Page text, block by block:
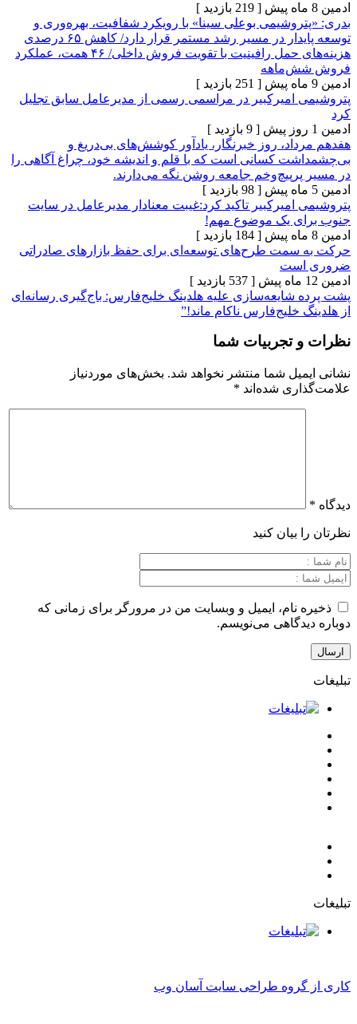
[ 219 بازدید ]
بوعلی سینا» با رویکرد شفافیت، بهره‌وری و
توسعه پایدار در مسیر رشد مستمر قرار دارد/ کاهش ۶۵ درصدی
هزینه‌های حمل رافینیت با تقویت فروش داخلی/ ۴۶ همت، عملکرد
[ 251 بازدید ]
امیرکبیر در مراسمی رسمی از مدیرعامل سابق تجلیل
[ 9 بازدید ]
روز خبرنگار، یادآور کوشش‌های بی‌دریغ و
کسانی است که با قلم و اندیشه خود، چراغ آگاهی را
جامعه روشن نگه می‌دارند.
[ 98 بازدید ]
تاکید کرد:غیبت معنادار مدیرعامل در سایت
یک موضوع مهم!
[ 184 بازدید ]
طرح‌های توسعه‌ای برای حفظ بازارهای صادراتی
[ 537 بازدید ]
علیه هلدینگ خلیج‌فارس: باج‌گیری رسانه‌ای
ناکام ماند!”
تجربیات شما
شما منتشر نخواهد شد.
بخش‌های موردنیاز
شده‌اند*
کنید
ایمیل و وبسایت من در مرورگر برای زمانی که
می‌نویسم.
طراحی سایت آسان وب